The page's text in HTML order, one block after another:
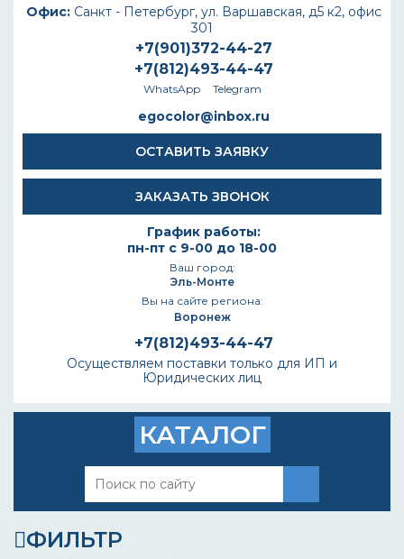
Офис: Санкт - Петербург, ул. Варшавская, д5 к2, офис
301
+7(901)372-44-27
+7(812)493-44-47
WhatsApp Telegram
egocolor@inbox.ru
ОСТАВИТЬ ЗАЯВКУ
ЗАКАЗАТЬ ЗВОНОК
График работы:
пн-пт с 9-00 до 18-00
Ваш город:
Эль-Монте
Вы на сайте региона:
Воронеж
+7(812)493-44-47
Осуществляем поставки только для ИП и
Юридических лиц
КАТАЛОГ
ФИЛЬТР